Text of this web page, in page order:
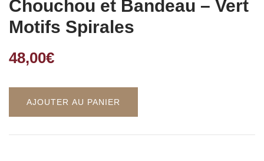
Chouchou et Bandeau – Vert
Motifs Spirales
48,00€
AJOUTER AU PANIER